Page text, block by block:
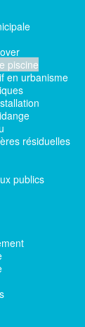
piscine
en urbanisme
résiduelles
publics